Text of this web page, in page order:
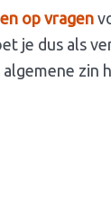
op vragen
je dus als